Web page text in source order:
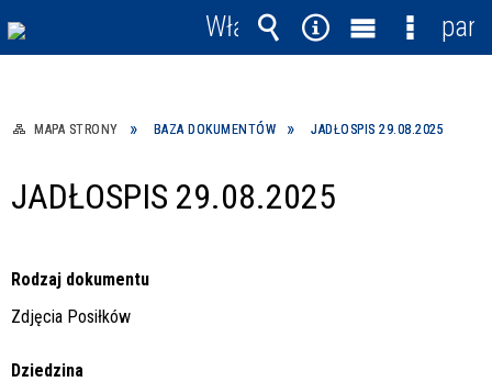
MAPA STRONY BAZA DOKUMENTÓW JADŁOSPIS 29.08.2025
JADŁOSPIS 29.08.2025
Rodzaj dokumentu
Zdjęcia Posiłków
Dziedzina
Włącz
powiadomienia
Wyszukiwarka
Narzędzia
MenuMenu